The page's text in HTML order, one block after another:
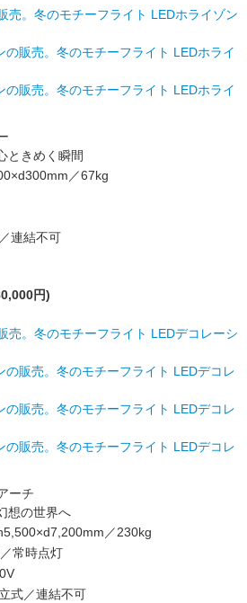
ときめく瞬間
／67kg
連結不可
円)
ーチ
想の世界へ
／230kg
常時点灯
式／連結不可